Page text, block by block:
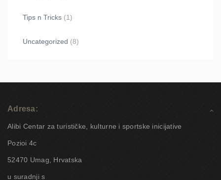
Tips n Tricks (1)
Uncategorized (8)
Adresa:
Alibi Centar za turističke, kulturne i sportske inicijative
Pozioi 4c
52470 Umag, Hrvatska
u suradnji s